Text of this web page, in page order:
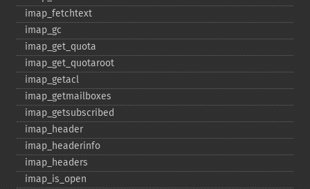
imap_​fetchtext
imap_​gc
imap_​get_​quota
imap_​get_​quotaroot
imap_​getacl
imap_​getmailboxes
imap_​getsubscribed
imap_​header
imap_​headerinfo
imap_​headers
imap_​is_​open